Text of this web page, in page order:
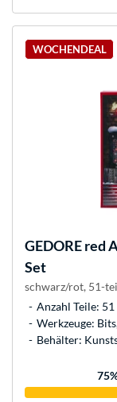
WOCHENDEAL
GEDOREred
Set
schwarz/rot, 51-
Anzahl Teile:
Werkzeuge:
Behälter:
75